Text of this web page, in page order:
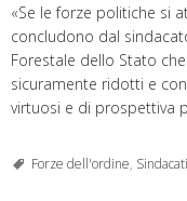
«Se le forze politiche si
concludono dal
Forestale dello Stato
sicuramente ridotti e
virtuosi e di prospettiva
Forze dell'ordine, Sindacati